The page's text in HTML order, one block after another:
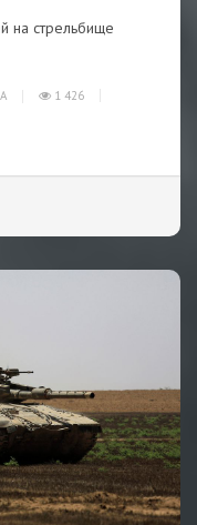
на стрельбище
1 426